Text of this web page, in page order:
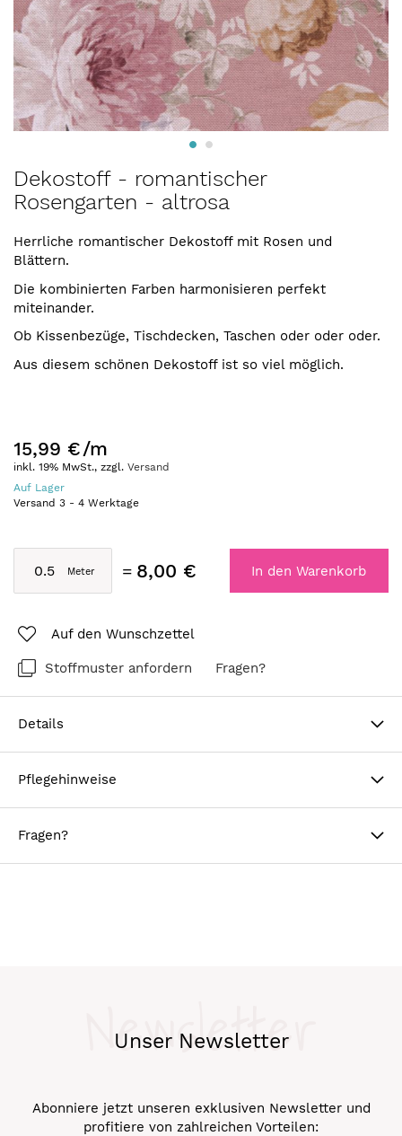
Anfang
der
springen
Dekostoff - romantischer
Rosengarten - altrosa
Herrliche romantischer Dekostoff mit Rosen und
Blättern.
Die kombinierten Farben harmonisieren perfekt
miteinander.
Ob Kissenbezüge, Tischdecken, Taschen oder oder oder.
Aus diesem schönen Dekostoff ist so viel möglich.
15,99 €/m
inkl. 19% MwSt., zzgl. Versand
Auf Lager
Versand 3 - 4 Werktage
8,00 € In den Warenkorb
Auf den Wunschzettel
Stoffmuster anfordern Fragen?
Details
Pflegehinweise
Fragen?
Unser Newsletter
Newsletter
Abonniere jetzt unseren exklusiven Newsletter und
profitiere von zahlreichen Vorteilen: